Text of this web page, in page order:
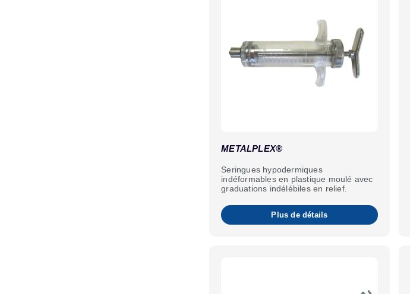
METALPLEX®
Seringues hypodermiques
indéformables en plastique moulé avec
graduations indélébiles en relief.
Plus de détails